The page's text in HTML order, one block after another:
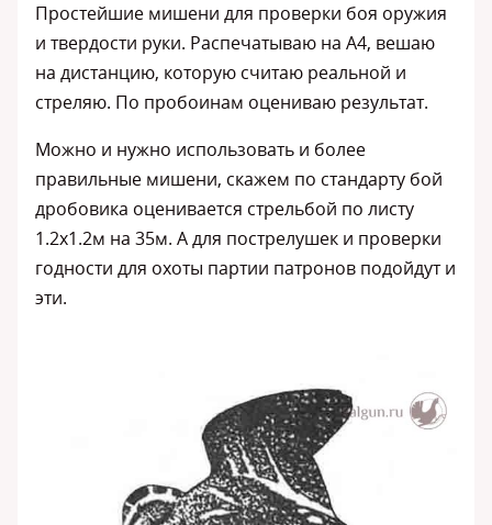
Простейшие мишени для проверки боя оружия
и твердости руки. Распечатываю на А4, вешаю
на дистанцию, которую считаю реальной и
стреляю. По пробоинам оцениваю результат.
Можно и нужно использовать и более
правильные мишени, скажем по стандарту бой
дробовика оценивается стрельбой по листу
1.2х1.2м на 35м. А для пострелушек и проверки
годности для охоты партии патронов подойдут и
эти.